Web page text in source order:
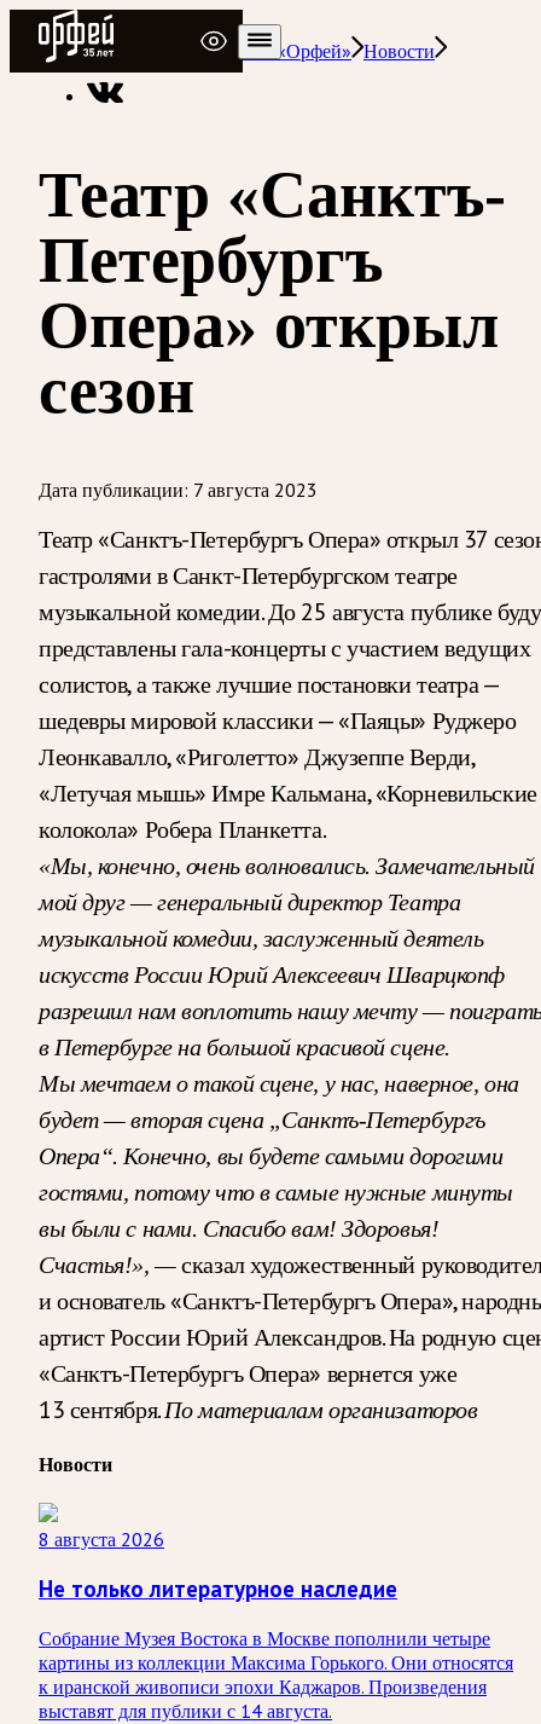
Радио Орфей
Радио классической музыки «Орфей» Новости
Театр «Санктъ-
Петербургъ
Опера» открыл
сезон
Дата публикации: 7 августа 2023
Театр «Санктъ-Петербургъ Опера» открыл 37
гастролями в Санкт-Петербургском театре
музыкальной комедии. До 25 августа публике
представлены гала-концерты с участием ведущих
солистов, а также лучшие постановки театра —
шедевры мировой классики — «Паяцы» Руджеро
Леонкавалло, «Риголетто» Джузеппе Верди,
«Летучая мышь» Имре Кальмана, «Корневильские
колокола» Робера Планкетта.
«Мы, конечно, очень волновались. Замечательный
мой друг — генеральный директор Театра
музыкальной комедии, заслуженный деятель
искусств России Юрий Алексеевич Шварцкопф
разрешил нам воплотить нашу мечту —
в Петербурге на большой красивой сцене.
Мы мечтаем о такой сцене, у нас, наверное, она
будет — вторая сцена „Санктъ-Петербургъ
Опера“. Конечно, вы будете самыми дорогими
гостями, потому что в самые нужные минуты
вы были с нами. Спасибо вам! Здоровья!
Счастья!», —сказал художественный
и основатель «Санктъ-Петербургъ Опера»,
артист России Юрий Александров.На родную
«Санктъ-Петербургъ Опера» вернется уже
13 сентября. По материалам организаторов
Новости
8 августа 2026
Не только литературное наследие
Собрание Музея Востока в Москве пополнили четыре
картины из коллекции Максима Горького. Они относятся
к иранской живописи эпохи Каджаров. Произведения
выставят для публики с 14 августа.